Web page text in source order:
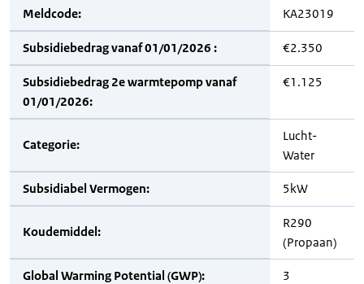
Meldcode: KA23019
Subsidiebedrag vanaf 01/01/2026 : €2.350
Subsidiebedrag 2e warmtepomp vanaf
01/01/2026:
€1.125
Categorie:
Lucht-
Water
Subsidiabel Vermogen: 5kW
Koudemiddel:
R290
(Propaan)
Global Warming Potential (GWP): 3